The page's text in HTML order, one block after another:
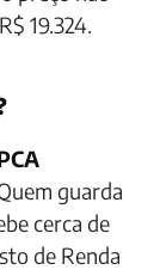
19.324.
guarda
cerca de
de Renda